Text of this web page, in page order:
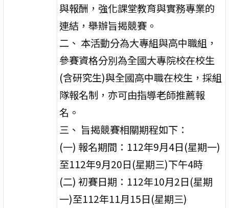
與報酬，強化課堂教育與實務專業的
連結，舉辦旨揭競賽。
二、 本活動分為大專組與高中職組，
參賽資格分別為全國大專院校在校生
(含研究生)與全國高中職在校生，採組
隊報名制，亦可由指導老師推薦報
名。
三、 旨揭競賽相關期程如下：
(一) 報名期間：112年9月4日(星期一)
至112年9月20日(星期三)下午4時
(二) 初賽日期：112年10月2日(星期
一)至112年11月15日(星期三)